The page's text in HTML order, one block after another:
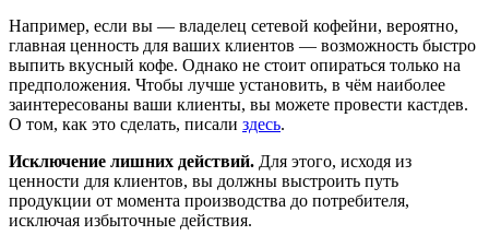
Например, если вы — владелец сетевой кофейни, вероятно,
главная ценность для ваших клиентов — возможность быстро
выпить вкусный кофе. Однако не стоит опираться только на
предположения. Чтобы лучше установить, в чём наиболее
заинтересованы ваши клиенты, вы можете провести кастдев.
О том, как это сделать, писали здесь.
Исключение лишних действий. Для этого, исходя из
ценности для клиентов, вы должны выстроить путь
продукции от момента производства до потребителя,
исключая избыточные действия.